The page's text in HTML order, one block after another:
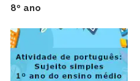
8º ano